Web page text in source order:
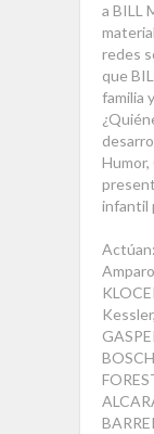
a BILL
redes
que
familia
Humor,
infantil